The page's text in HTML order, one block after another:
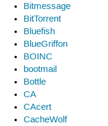
Bitmessage
BitTorrent
Bluefish
BlueGriffon
BOINC
bootmail
Bottle
CA
CAcert
CacheWolf